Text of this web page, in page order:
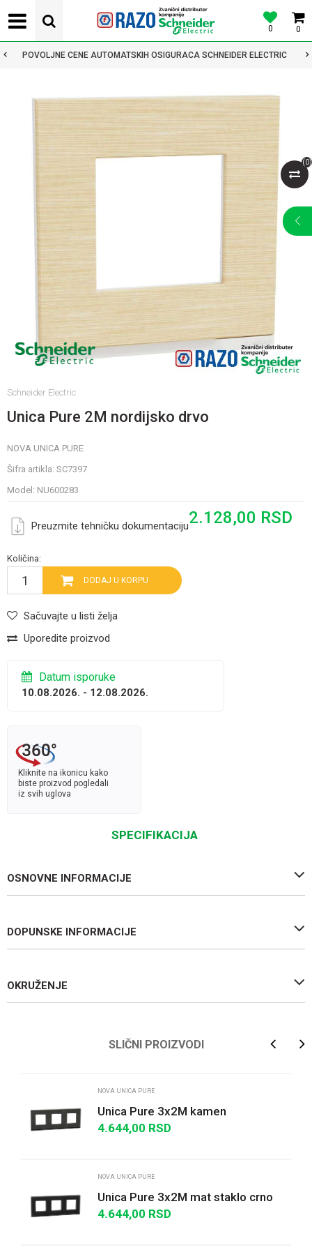
0
0
POVOLJNE CENE AUTOMATSKIH OSIGURACA SCHNEIDER ELECTRIC
(0)
Schneider Electric
Unica Pure 2M nordijsko drvo
NOVA UNICA PURE
Šifra artikla: SC7397
Model: NU600283
Preuzmite tehničku dokumentaciju2.128,00 RSD
Količina:
DODAJ U KORPU
Sačuvajte u listi želja
Uporedite proizvod
Datum isporuke
10.08.2026. - 12.08.2026.
Kliknite na ikonicu kako
biste proizvod pogledali
iz svih uglova
SPECIFIKACIJA
OSNOVNE INFORMACIJE
DOPUNSKE INFORMACIJE
OKRUŽENJE
Poruka
SLIČNI PROIZVODI
NOVA UNICA PURE
Unica Pure 3x2M kamen
4.644,00 RSD
NOVA UNICA PURE
Unica Pure 3x2M mat staklo crno
4.644,00 RSD